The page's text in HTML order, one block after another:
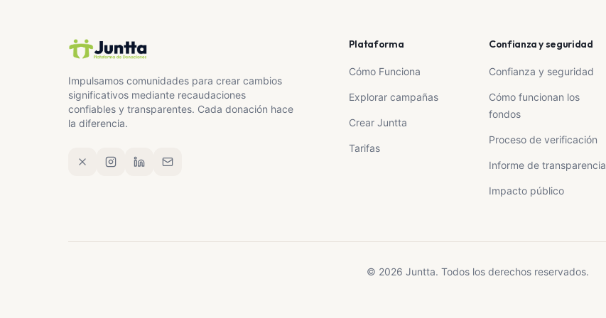
"Salvar una vida no cambia el mundo entero, pero sí cambia el mundo de ese ser que salvas."
Gracias de corazón por leer, por compartir y por ayudar.
Por Paulina, por su nueva vida… y por un mundo más compasivo 💕
Impulsamos comunidades para crear cambios
significativos mediante recaudaciones
confiables y transparentes. Cada donación hace
la diferencia.
Plataforma
Cómo Funciona
Explorar campañas
Crear Juntta
Tarifas
Confianza y seguridad
Confianza y seguridad
Cómo funcionan los
fondos
Proceso de verificación
Informe de transparencia
Impacto público
© 2026 Juntta. Todos los derechos reservados.